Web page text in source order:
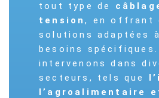
tout type de
tension, en offrant
solutions adaptées
besoins spécifiques.
intervenons dans
secteurs, tels que
l’agroalimentaire